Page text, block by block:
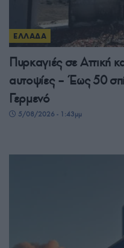
ΕΛΛΑΔΑ
Πυρκαγιές σε Αττική
αυτοψίες – Έως 50
Γερμενό
5/08/2026 - 1:43μμ